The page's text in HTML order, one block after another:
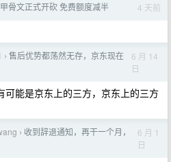
甲骨文正式开砍 免费额度减半 4 天前
› 售后优势都荡然无存，京东现在
6 月 14
日
可能是京东上的三方，京东上的三方
› 收到辞退通知，再干一个月，
6 月 1
日